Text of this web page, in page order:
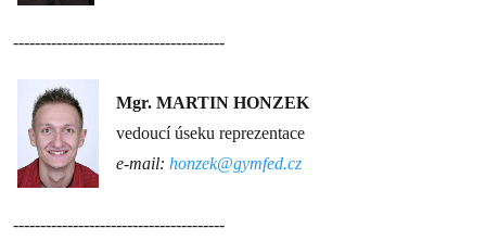
---------------------------------------
Mgr. MARTIN HONZEK
vedoucí úseku reprezentace
e-mail: honzek@gymfed.cz
---------------------------------------